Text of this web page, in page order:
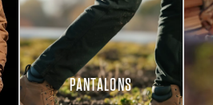
PANTALONS